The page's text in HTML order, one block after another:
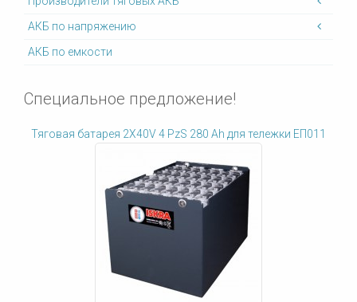
АКБ по напряжению
АКБ по емкости
Специальное предложение!
Тяговая батарея 2X40V 4 PzS 280 Ah для тележки ЕП011